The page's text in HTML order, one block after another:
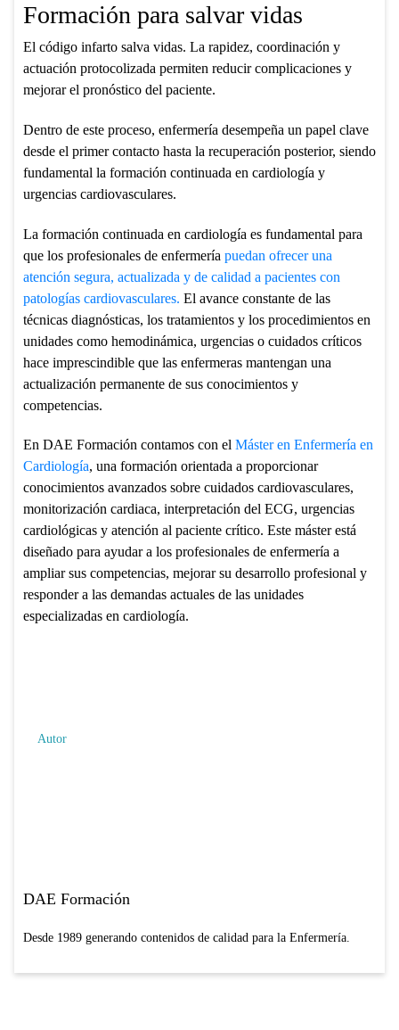
Formación para salvar vidas
El código infarto salva vidas. La rapidez, coordinación y
actuación protocolizada permiten reducir complicaciones y
mejorar el pronóstico del paciente.
Dentro de este proceso, enfermería desempeña un papel clave
desde el primer contacto hasta la recuperación posterior, siendo
fundamental la formación continuada en cardiología y
urgencias cardiovasculares.
La formación continuada en cardiología es fundamental para
que los profesionales de enfermería puedan ofrecer una
atención segura, actualizada y de calidad a pacientes con
patologías cardiovasculares. El avance constante de las
técnicas diagnósticas, los tratamientos y los procedimientos en
unidades como hemodinámica, urgencias o cuidados críticos
hace imprescindible que las enfermeras mantengan una
actualización permanente de sus conocimientos y
competencias.
En DAE Formación contamos con el Máster en Enfermería en
Cardiología, una formación orientada a proporcionar
conocimientos avanzados sobre cuidados cardiovasculares,
monitorización cardiaca, interpretación del ECG, urgencias
cardiológicas y atención al paciente crítico. Este máster está
diseñado para ayudar a los profesionales de enfermería a
ampliar sus competencias, mejorar su desarrollo profesional y
responder a las demandas actuales de las unidades
especializadas en cardiología.
Autor
DAE Formación
Desde 1989 generando contenidos de calidad para la Enfermería.